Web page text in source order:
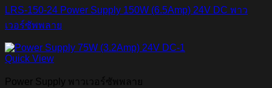
LRS-150-24 Power Supply 150W (6.5Amp) 24V DC พาว
เวอร์ซัพพลาย
Quick View
Power Supply พาวเวอร์ซัพพลาย